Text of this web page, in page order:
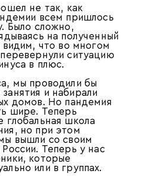
не так, как
всем пришлось
Было сложно,
на полученный
что во многом
ситуацию
в плюс.
мы проводили бы
и набирали
домов. Но пандемия
шире. Теперь
глобальная школа
но при этом
вышли со своим
Теперь у нас
которые
или в группах.